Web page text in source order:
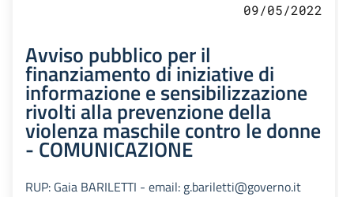
09/05/2022
Avviso pubblico per il
finanziamento di iniziative di
informazione e sensibilizzazione
rivolti alla prevenzione della
violenza maschile contro le donne
- COMUNICAZIONE
RUP: Gaia BARILETTI - email: g.bariletti@governo.it